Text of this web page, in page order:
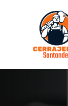
contenido